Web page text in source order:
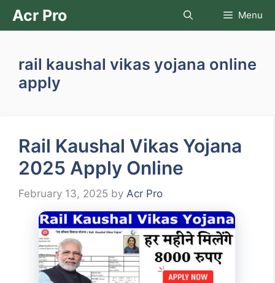
SkipAcr Pro Menu
rail kaushal vikas yojana online
apply
Rail Kaushal Vikas Yojana
2025 Apply Online
February 13, 2025 by Acr Pro